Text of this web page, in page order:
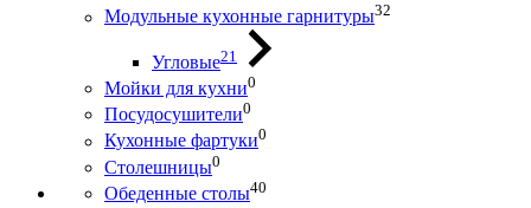
Модульные кухонные гарнитуры32
Угловые21
Мойки для кухни0
Посудосушители0
Кухонные фартуки0
Столешницы0
Обеденные столы40